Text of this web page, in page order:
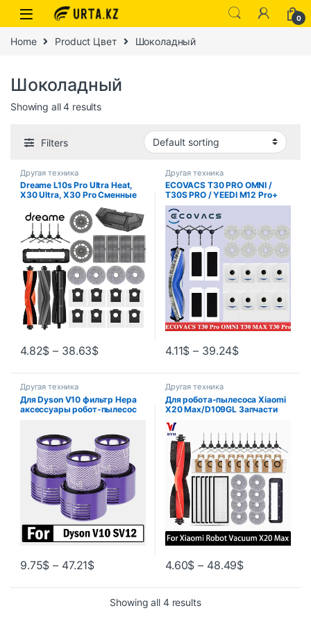
0
Home Product Цвет Шоколадный
Шоколадный
Showing all 4 results
Filters
Другая техника
Dreame L10s Pro Ultra Heat,
X30 Ultra, X30 Pro Сменные
Основная боковая щетка
Фильтр Швабра Мешок для
пыли
4.82$ – 38.63$
Другая техника
ECOVACS T30 PRO OMNI /
T30S PRO / YEEDI M12 Pro+
Запасные части для робота-
пылесоса Мешок для пыли
Основная боковая щетка
Фильтр Аксессуары для
швабры
4.11$ – 39.24$
Другая техника
Для Dyson V10 фильтр Hepa
аксессуары робот-пылесос
части
9.75$ – 47.21$
Другая техника
Для робота-пылесоса Xiaomi
X20 Max/D109GL Запчасти
Боковая щетка Hepa-фильтр
Швабра Тканевый мешок для
сбора пыли Замена
4.60$ – 48.49$
Showing all 4 results